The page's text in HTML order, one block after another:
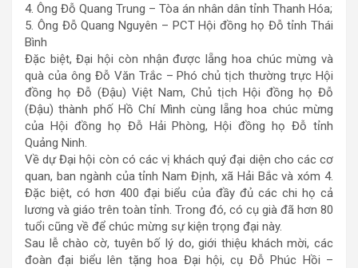
4. Ông Đỗ Quang Trung – Tòa án nhân dân tỉnh Thanh Hóa;
5. Ông Đỗ Quang Nguyên – PCT Hội đồng họ Đỗ tỉnh Thái
Bình
Đặc biệt, Đại hội còn nhận được lẵng hoa chúc mừng và
quà của ông Đỗ Văn Trắc – Phó chủ tịch thường trực Hội
đồng họ Đỗ (Đậu) Việt Nam, Chủ tịch Hội đồng họ Đỗ
(Đậu) thành phố Hồ Chí Mình cùng lẵng hoa chúc mừng
của Hội đồng họ Đỗ Hải Phòng, Hội đồng họ Đỗ tỉnh
Quảng Ninh.
Về dự Đại hội còn có các vị khách quý đại diện cho các cơ
quan, ban ngành của tỉnh Nam Định, xã Hải Bắc và xóm 4.
Đặc biệt, có hơn 400 đại biểu của đầy đủ các chi họ cả
lương và giáo trên toàn tỉnh. Trong đó, có cụ già đã hơn 80
tuổi cũng về để chúc mừng sự kiện trọng đại này.
Sau lễ chào cờ, tuyên bố lý do, giới thiệu khách mời, các
đoàn đại biểu lên tặng hoa Đại hội, cụ Đỗ Phúc Hồi –